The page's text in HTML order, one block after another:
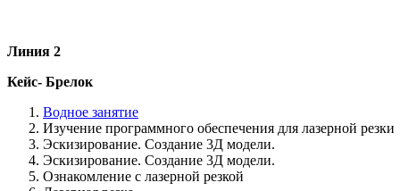
Линия 2
Кейс- Брелок
Водное занятие
Изучение программного обеспечения для лазерной резки
Эскизирование. Создание 3Д модели.
Эскизирование. Создание 3Д модели.
Ознакомление с лазерной резкой